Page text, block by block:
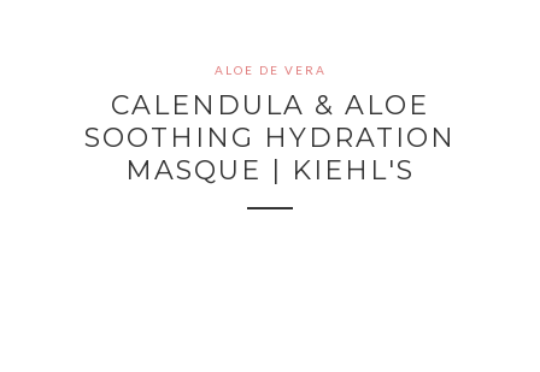
ALOE DE VERA
CALENDULA & ALOE
SOOTHING HYDRATION
MASQUE | KIEHL'S